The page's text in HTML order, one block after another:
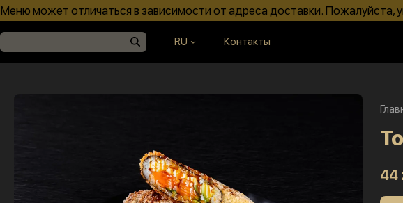
Меню может отличаться в зависимости от адреса доставки. Пожалуйста,
RU Контакты
44